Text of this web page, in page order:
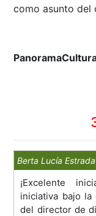
como asunto del
Berta Lucía Estrada
¡Excelente
iniciativa bajo
del director de